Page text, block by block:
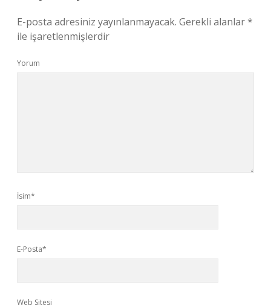
E-posta adresiniz yayınlanmayacak. Gerekli alanlar*
ile işaretlenmişlerdir
Yorum
İsim*
E-Posta*
Web Sitesi